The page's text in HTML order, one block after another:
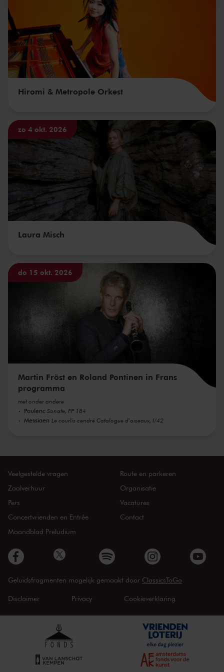
Hiromi & Metropole Orkest
zo 4 okt. 2026
Laura Misch
do 15 okt. 2026
Martin Fröst en Roland Pontinen in Frans
programma
met onder andere
Poulenc Sonate, FP 184
Messiaen Le courlis cendré Catalogue d'oiseaux, I/42
Veelgestelde vragen
Zaalverhuur
Pers
Concertvrienden en Entrée
Maandblad Preludium
Route en parkeren
Organisatie
Vacatures
Contact
Geluidsfragmenten mogelijk gemaakt door ClassicsToGo
Disclaimer Privacy Cookieverklaring